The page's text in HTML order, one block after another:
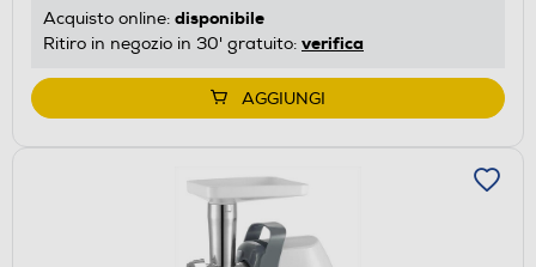
Acquisto online: disponibile
Ritiro in negozio in 30' gratuito: verifica
AGGIUNGI